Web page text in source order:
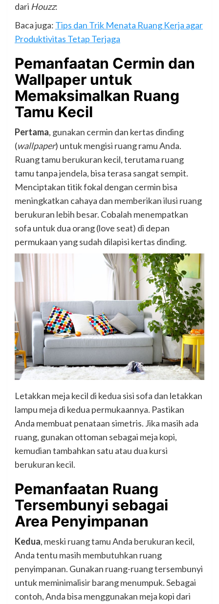
dari Houzz:
Baca juga: Tips dan Trik Menata Ruang Kerja agar
Produktivitas Tetap Terjaga
Pemanfaatan Cermin dan
Wallpaper untuk
Memaksimalkan Ruang
Tamu Kecil
Pertama, gunakan cermin dan kertas dinding
(wallpaper) untuk mengisi ruang ramu Anda.
Ruang tamu berukuran kecil, terutama ruang
tamu tanpa jendela, bisa terasa sangat sempit.
Menciptakan titik fokal dengan cermin bisa
meningkatkan cahaya dan memberikan ilusi ruang
berukuran lebih besar. Cobalah menempatkan
sofa untuk dua orang (love seat) di depan
permukaan yang sudah dilapisi kertas dinding.
Letakkan meja kecil di kedua sisi sofa dan letakkan
lampu meja di kedua permukaannya. Pastikan
Anda membuat penataan simetris. Jika masih ada
ruang, gunakan ottoman sebagai meja kopi,
kemudian tambahkan satu atau dua kursi
berukuran kecil.
Pemanfaatan Ruang
Tersembunyi sebagai
Area Penyimpanan
Kedua, meski ruang tamu Anda berukuran kecil,
Anda tentu masih membutuhkan ruang
penyimpanan. Gunakan ruang-ruang tersembunyi
untuk meminimalisir barang menumpuk. Sebagai
contoh, Anda bisa menggunakan meja kopi dari